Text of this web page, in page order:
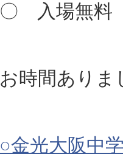
〇 入場無料
お時間ありま
○金光大阪中